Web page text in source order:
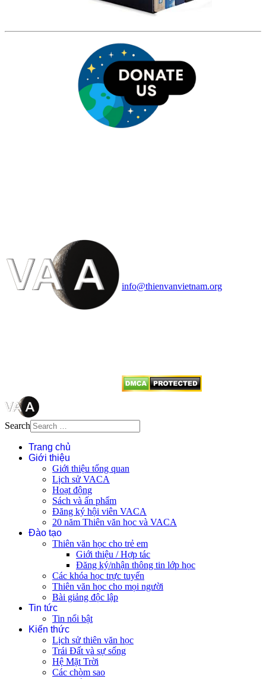
info@thienvanvietnam.org
Search
Trang chủ
Giới thiệu
Giới thiệu tổng quan
Lịch sử VACA
Hoạt động
Sách và ấn phẩm
Đăng ký hội viên VACA
20 năm Thiên văn học và VACA
Đào tạo
Thiên văn học cho trẻ em
Giới thiệu / Hợp tác
Đăng ký/nhận thông tin lớp học
Các khóa học trực tuyến
Thiên văn học cho mọi người
Bài giảng độc lập
Tin tức
Tin nổi bật
Kiến thức
Lịch sử thiên văn học
Trái Đất và sự sống
Hệ Mặt Trời
Các chòm sao